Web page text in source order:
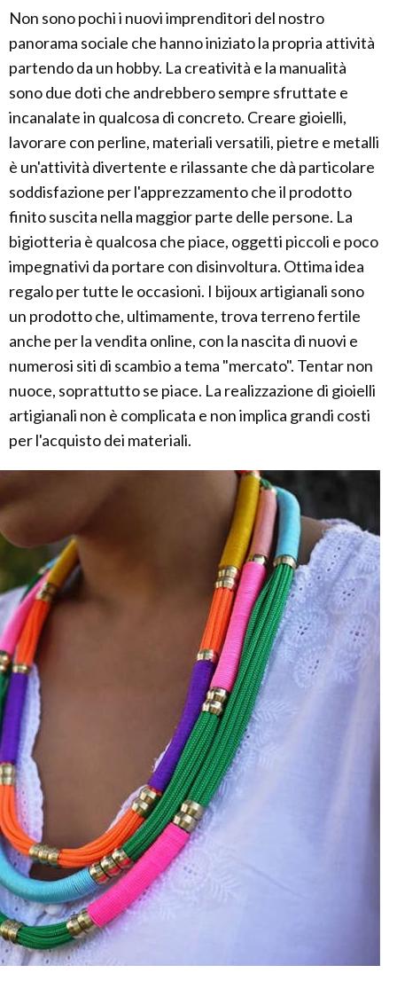
Non sono pochi i nuovi imprenditori del nostro
panorama sociale che hanno iniziato la propria attività
partendo da un hobby. La creatività e la manualità
sono due doti che andrebbero sempre sfruttate e
incanalate in qualcosa di concreto. Creare gioielli,
lavorare con perline, materiali versatili, pietre e metalli
è un'attività divertente e rilassante che dà particolare
soddisfazione per l'apprezzamento che il prodotto
finito suscita nella maggior parte delle persone. La
bigiotteria è qualcosa che piace, oggetti piccoli e poco
impegnativi da portare con disinvoltura. Ottima idea
regalo per tutte le occasioni. I bijoux artigianali sono
un prodotto che, ultimamente, trova terreno fertile
anche per la vendita online, con la nascita di nuovi e
numerosi siti di scambio a tema "mercato". Tentar non
nuoce, soprattutto se piace. La realizzazione di gioielli
artigianali non è complicata e non implica grandi costi
per l'acquisto dei materiali.